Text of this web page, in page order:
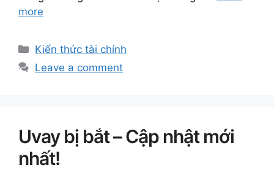
more
Categories
Kiến thức tài chính
Leave a comment
Uvay bị bắt – Cập nhật mới
nhất!